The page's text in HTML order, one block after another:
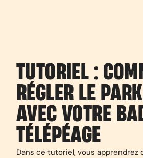
TUTORIEL :
RÉGLER LE
AVEC VOTRE
TÉLÉPÉAGE
Dans ce tutoriel, vous apprendrez